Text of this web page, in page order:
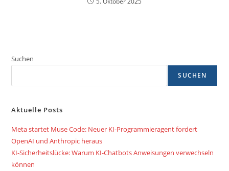
Suchen
SUCHEN
Aktuelle Posts
Meta startet Muse Code: Neuer KI-Programmieragent fordert
OpenAI und Anthropic heraus
KI-Sicherheitslücke: Warum KI-Chatbots Anweisungen verwechseln
können